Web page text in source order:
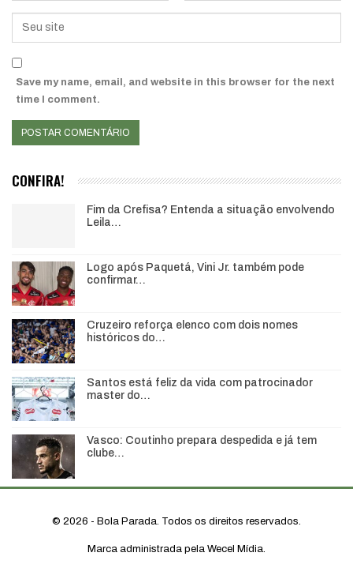
Save my name, email, and website in this browser for the next
time I comment.
CONFIRA!
Fim da Crefisa? Entenda a situação envolvendo
Leila…
Logo após Paquetá, Vini Jr. também pode
confirmar…
Cruzeiro reforça elenco com dois nomes
históricos do…
Santos está feliz da vida com patrocinador
master do…
Vasco: Coutinho prepara despedida e já tem
clube…
© 2026 - Bola Parada. Todos os direitos reservados.
Marca administrada pela Wecel Mídia.